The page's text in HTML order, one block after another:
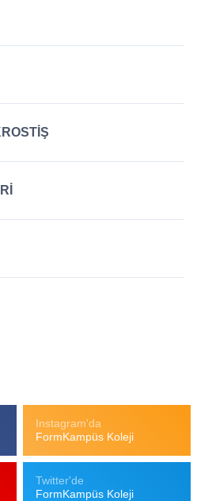
Instagram'da
FormKampüs Koleji
Twitter'de
FormKampüs Koleji